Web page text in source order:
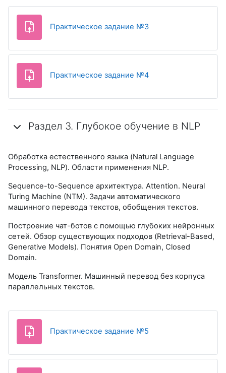
Практическое задание №3
Практическое задание №4
Раздел 3. Глубокое обучение в NLP
Обработка естественного языка (Natural Language
Processing, NLP). Области применения NLP.
Sequence-to-Sequence архитектура. Attention. Neural
Turing Machine (NTM). Задачи автоматического
машинного перевода текстов, обобщения текстов.
Построение чат-ботов с помощью глубоких нейронных
сетей. Обзор существующих подходов (Retrieval-Based,
Generative Models). Понятия Open Domain, Closed
Domain.
Модель Transformer. Машинный перевод без корпуса
параллельных текстов.
Практическое задание №5